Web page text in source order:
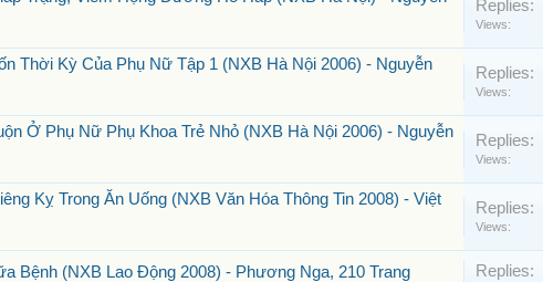
Replies:
Views:
Thời Kỳ Của Phụ Nữ Tập 1 (NXB Hà Nội 2006) - Nguyễn
Replies:
Views:
Ở Phụ Nữ Phụ Khoa Trẻ Nhỏ (NXB Hà Nội 2006) - Nguyễn
Replies:
Views:
Kỵ Trong Ăn Uống (NXB Văn Hóa Thông Tin 2008) - Việt
Replies:
Views:
Bệnh (NXB Lao Động 2008) - Phương Nga, 210 Trang Replies: